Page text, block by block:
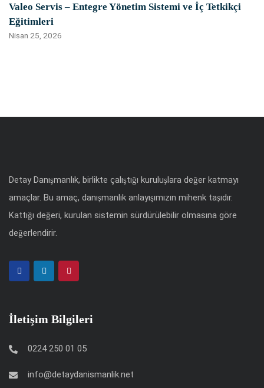
Valeo Servis – Entegre Yönetim Sistemi ve İç Tetkikçi
Eğitimleri
Nisan 25, 2026
Detay Danışmanlık, birlikte çalıştığı kuruluşlara değer katmayı
amaçlar. Bu amaç, danışmanlık anlayışımızın mihenk taşıdır.
Kattığı değeri, kurulan sistemin sürdürülebilir olmasına göre
değerlendirir.
İletişim Bilgileri
0224 250 01 05
info@detaydanismanlik.net